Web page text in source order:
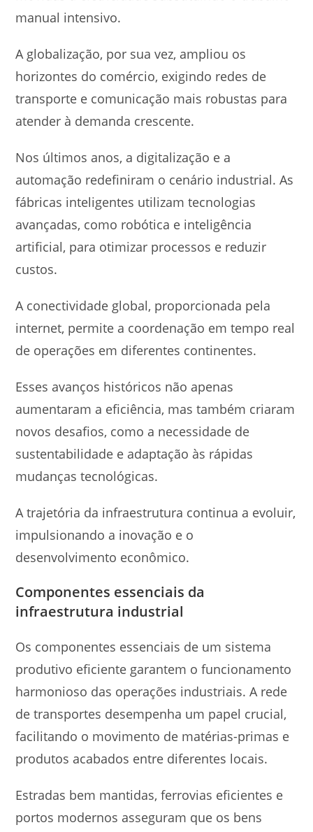
manual intensivo.
A globalização, por sua vez, ampliou os
horizontes do comércio, exigindo redes de
transporte e comunicação mais robustas para
atender à demanda crescente.
Nos últimos anos, a digitalização e a
automação redefiniram o cenário industrial. As
fábricas inteligentes utilizam tecnologias
avançadas, como robótica e inteligência
artificial, para otimizar processos e reduzir
custos.
A conectividade global, proporcionada pela
internet, permite a coordenação em tempo real
de operações em diferentes continentes.
Esses avanços históricos não apenas
aumentaram a eficiência, mas também criaram
novos desafios, como a necessidade de
sustentabilidade e adaptação às rápidas
mudanças tecnológicas.
A trajetória da infraestrutura continua a evoluir,
impulsionando a inovação e o
desenvolvimento econômico.
Componentes essenciais da
infraestrutura industrial
Os componentes essenciais de um sistema
produtivo eficiente garantem o funcionamento
harmonioso das operações industriais. A rede
de transportes desempenha um papel crucial,
facilitando o movimento de matérias-primas e
produtos acabados entre diferentes locais.
Estradas bem mantidas, ferrovias eficientes e
portos modernos asseguram que os bens